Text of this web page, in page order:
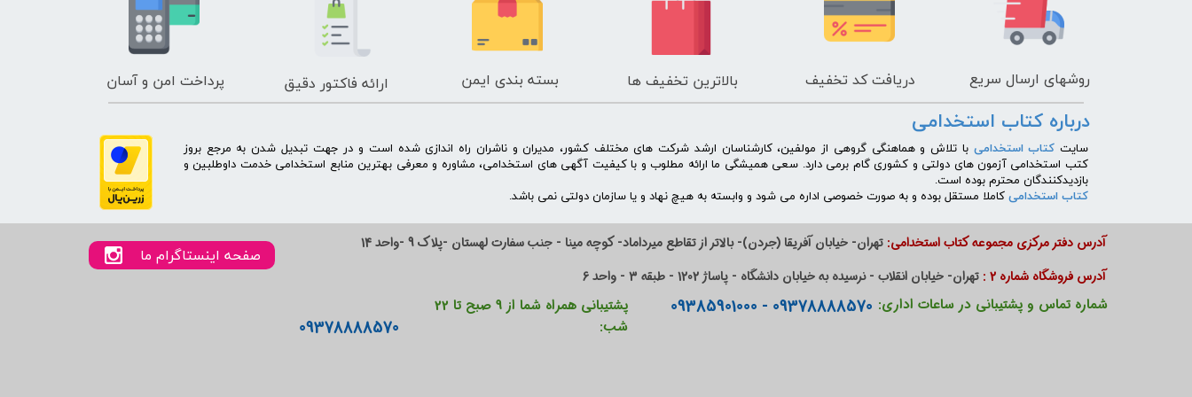
روشهای ارسال سریع دریافت کد تخفیف بالاترین تخفیف ها بسته بندی ایمن ارائه فاکتور دقیق پرداخت امن و آسان
درباره کتاب استخدامی
​سایت کتاب استخدامی با تلاش و هماهنگی گروهی از مولفین، کارشناسان ارشد شرکت های مختلف کشور، مدیران و ناشران راه اندازی شده است و در جهت تبدیل شدن به مرجع بروز
کتب استخدامی آزمون های دولتی و کشوری گام برمی دارد. سعی همیشگی ما ارائه مطلوب و با کیفیت آگهی های استخدامی، مشاوره و معرفی بهترین منابع استخدامی خدمت داوطلبین و
بازدیدکنندگان محترم بوده است.
کتاب استخدامی کاملا مستقل بوده و به صورت خصوصی اداره می شود و وابسته به هیچ نهاد و یا سازمان دولتی نمی باشد.
شماره تماس و پشتیبانی در ساعات اداری:
آدرس دفتر مرکزی مجموعه کتاب استخدامی:تهران- خیابان آفریقا (جردن)- بالاتر از تقاطع میرداماد- کوچه مینا - جنب سفارت لهستان -پلاک 9 -واحد 14
صفحه اینستاگرام ما
پشتیبانی همراه شما از 9 صبح تا 22
شب:
09378888570
آدرس فروشگاه شماره 2 : تهران- خیابان انقلاب - نرسیده به خیابان دانشگاه - پاساژ 1202 - طبقه 3 - واحد 6